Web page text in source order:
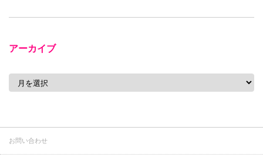
アーカイブ
ア
お問い合わせ